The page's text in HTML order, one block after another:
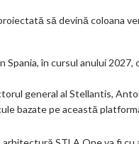
să devină coloana
Spania, în cursul anului
general al Stellantis,
bazate pe această